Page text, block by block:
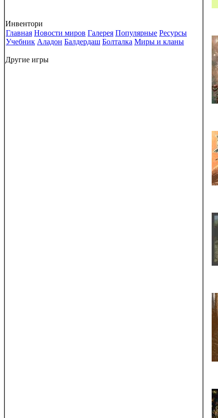
Инвентори
Главная Новости миров Галерея Популярные Ресурсы
Учебник Аладон Балдердаш Болталка Миры и кланы
Другие игры